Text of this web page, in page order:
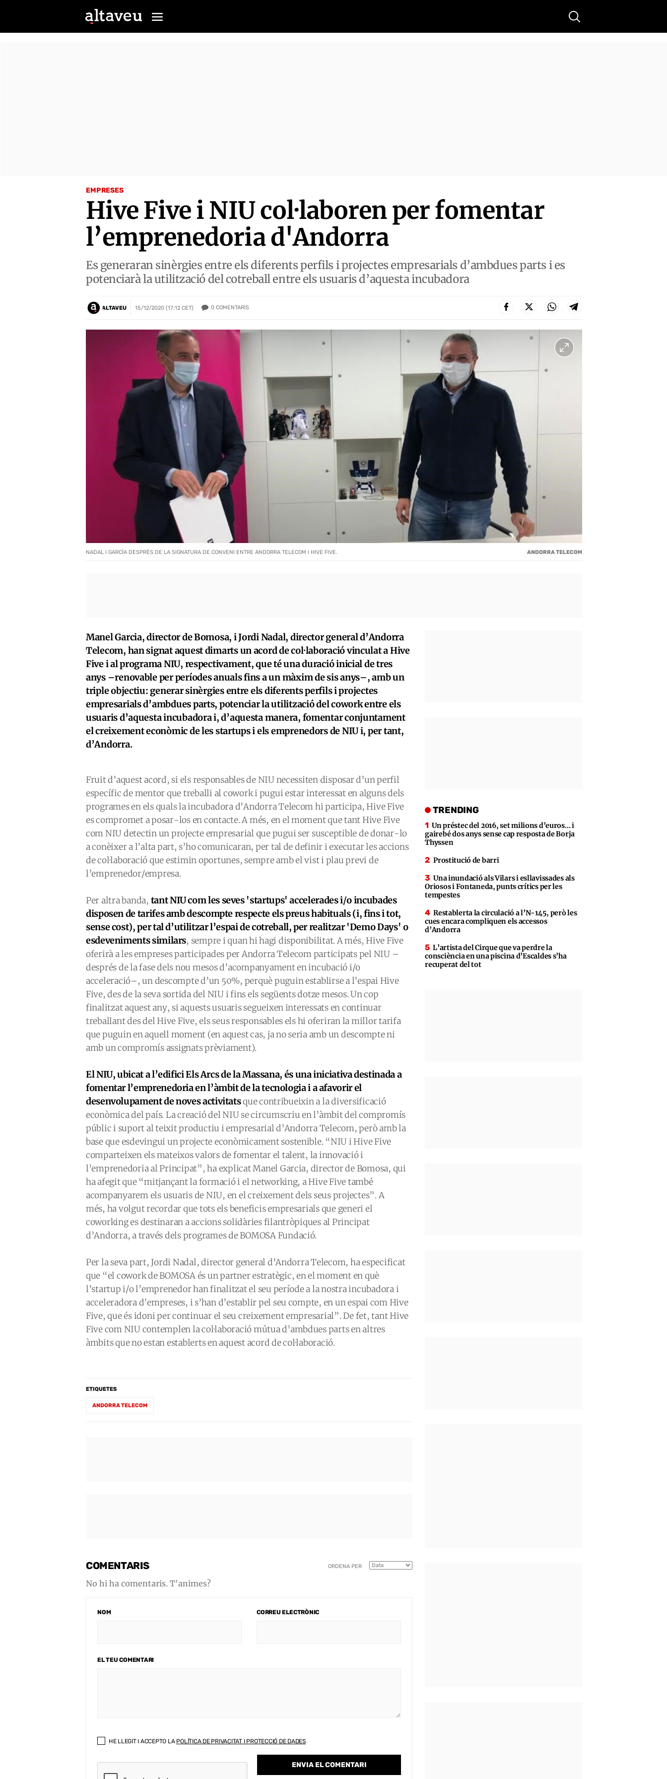
Buscar
EMPRESES
Hive Five i NIU col·laboren per fomentar
l’emprenedoria d'Andorra
Es generaran sinèrgies entre els diferents perfils i projectes empresarials d’ambdues parts i es
potenciarà la utilització del cotreball entre els usuaris d’aquesta incubadora
ALTAVEU 15/12/2020 (17:12 CET) 0 COMENTARIS
NADAL I GARCÍA DESPRÉS DE LA SIGNATURA DE CONVENI ENTRE ANDORRA TELECOM I HIVE FIVE. ANDORRA TELECOM
Manel Garcia, director de Bomosa, i Jordi Nadal, director general d’Andorra
Telecom, han signat aquest dimarts un acord de col·laboració vinculat a Hive
Five i al programa NIU, respectivament, que té una duració inicial de tres
anys –renovable per períodes anuals fins a un màxim de sis anys–, amb un
triple objectiu: generar sinèrgies entre els diferents perfils i projectes
empresarials d’ambdues parts, potenciar la utilització del cowork entre els
usuaris d’aquesta incubadora i, d’aquesta manera, fomentar conjuntament
el creixement econòmic de les startups i els emprenedors de NIU i, per tant,
d’Andorra.
Fruit d’aquest acord, si els responsables de NIU necessiten disposar d’un perfil
específic de mentor que treballi al cowork i pugui estar interessat en alguns dels
programes en els quals la incubadora d’Andorra Telecom hi participa, Hive Five
es compromet a posar-los en contacte. A més, en el moment que tant Hive Five
com NIU detectin un projecte empresarial que pugui ser susceptible de donar-lo
a conèixer a l’alta part, s’ho comunicaran, per tal de definir i executar les accions
de col·laboració que estimin oportunes, sempre amb el vist i plau previ de
l’emprenedor/empresa.
Per altra banda, tant NIU com les seves 'startups' accelerades i/o incubades
disposen de tarifes amb descompte respecte els preus habituals (i, fins i tot,
sense cost), per tal d’utilitzar l’espai de cotreball, per realitzar 'Demo Days' o
esdeveniments similars, sempre i quan hi hagi disponibilitat. A més, Hive Five
oferirà a les empreses participades per Andorra Telecom participats pel NIU –
després de la fase dels nou mesos d’acompanyament en incubació i/o
acceleració–, un descompte d’un 50%, perquè puguin establirse a l’espai Hive
Five, des de la seva sortida del NIU i fins els següents dotze mesos. Un cop
finalitzat aquest any, si aquests usuaris segueixen interessats en continuar
treballant des del Hive Five, els seus responsables els hi oferiran la millor tarifa
que puguin en aquell moment (en aquest cas, ja no seria amb un descompte ni
amb un compromís assignats prèviament).
El NIU, ubicat a l’edifici Els Arcs de la Massana, és una iniciativa destinada a
fomentar l’emprenedoria en l’àmbit de la tecnologia i a afavorir el
desenvolupament de noves activitatsque contribueixin a la diversificació
econòmica del país. La creació del NIU se circumscriu en l’àmbit del compromís
públic i suport al teixit productiu i empresarial d’Andorra Telecom, però amb la
base que esdevingui un projecte econòmicament sostenible. “NIU i Hive Five
comparteixen els mateixos valors de fomentar el talent, la innovació i
l’emprenedoria al Principat”, ha explicat Manel Garcia, director de Bomosa, qui
ha afegit que “mitjançant la formació i el networking, a Hive Five també
acompanyarem els usuaris de NIU, en el creixement dels seus projectes”. A
més, ha volgut recordar que tots els beneficis empresarials que generi el
coworking es destinaran a accions solidàries filantròpiques al Principat
d’Andorra, a través dels programes de BOMOSA Fundació.
Per la seva part, Jordi Nadal, director general d’Andorra Telecom, ha especificat
que “el cowork de BOMOSA és un partner estratègic, en el moment en què
l’startup i/o l’emprenedor han finalitzat el seu període a la nostra incubadora i
acceleradora d’empreses, i s’han d’establir pel seu compte, en un espai com Hive
Five, que és idoni per continuar el seu creixement empresarial”. De fet, tant Hive
Five com NIU contemplen la col·laboració mútua d’ambdues parts en altres
àmbits que no estan establerts en aquest acord de col·laboració.
ETIQUETES
ANDORRA TELECOM
COMENTARIS ORDENA PER
No hi ha comentaris. T'animes?
NOM CORREU ELECTRÒNIC
EL TEU COMENTARI
HE LLEGIT I ACCEPTO LA POLÍTICA DE PRIVACITAT I PROTECCIÓ DE DADES
TRENDING
Un préstec del 2016, set milions d’euros… i
gairebé dos anys sense cap resposta de Borja
Thyssen
Prostitució de barri
Una inundació als Vilars i esllavissades als
Oriosos i Fontaneda, punts crítics per les
tempestes
Restablerta la circulació a l’N-145, però les
cues encara compliquen els accessos
d’Andorra
L’artista del Cirque que va perdre la
consciència en una piscina d’Escaldes s’ha
recuperat del tot